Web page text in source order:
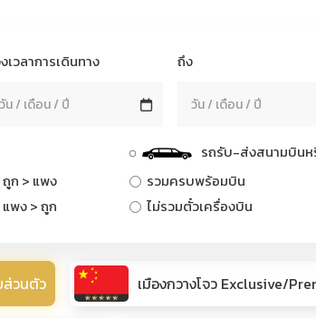
เวลาการเดินทาง ถึง
ถูก > แพง
แพง > ถูก
รถรับ-ส่งสนามบินห
รวมครบพร้อมบิน
ไม่รวมตั๋วเครื่องบิน
ส่วนตัว เมืองกวางโจว Exclusive/